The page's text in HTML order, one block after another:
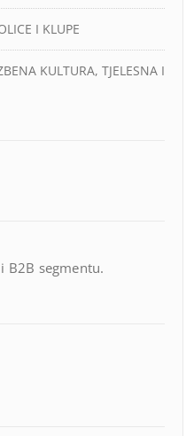
I KLUPE
KULTURA, TJELESNA I
B2B segmentu.